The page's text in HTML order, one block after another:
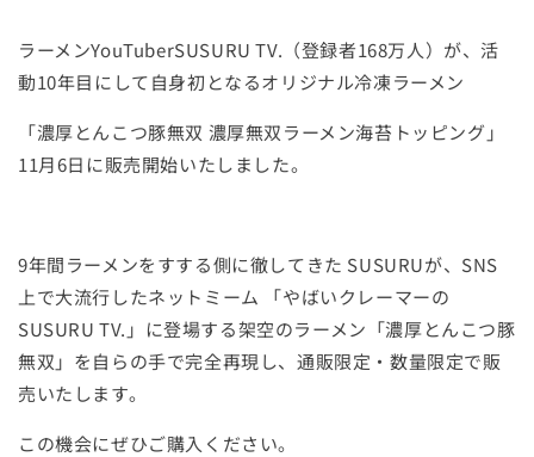
ラーメンYouTuberSUSURU TV.（登録者168万人） が、活
動10年目にして自身初となるオリジナル冷凍ラーメン
「濃厚とんこつ豚無双 濃厚無双ラーメン海苔トッピング」
11月6日に販売開始いたしました。
9年間ラーメンをすする側に徹してきた SUSURUが、SNS
上で大流行したネットミーム
「やばいクレーマーの
SUSURU TV.」に登場する架空のラーメン「濃厚とんこつ豚
無双」を自らの手で完全再現し、通販限定・数量限定で販
売いたします。
この機会にぜひご購入ください。